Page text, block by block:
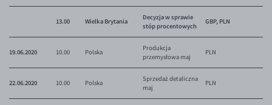
13.00 Wielka Brytania
Decyzja w sprawie
stóp procentowych
GBP, PLN
19.06.2020 10.00 Polska
Produkcja
przemysłowa maj
PLN
22.06.2020 10.00 Polska
Sprzedaż detaliczna
maj
PLN